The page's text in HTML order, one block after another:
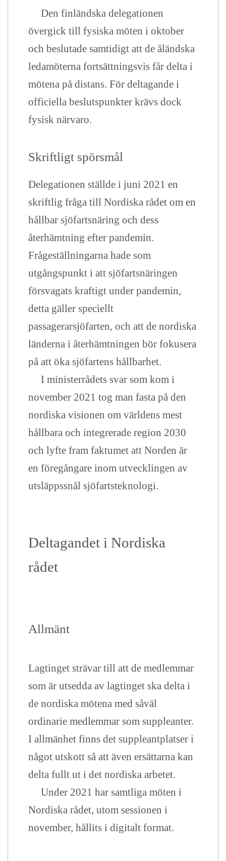
Den finländska delegationen
övergick till fysiska möten i oktober
och beslutade samtidigt att de åländska
ledamöterna fortsättningsvis får delta i
mötena på distans. För deltagande i
officiella beslutspunkter krävs dock
fysisk närvaro.
Skriftligt spörsmål
Delegationen ställde i juni 2021 en
skriftlig fråga till Nordiska rådet om en
hållbar sjöfartsnäring och dess
återhämtning efter pandemin.
Frågeställningarna hade som
utgångspunkt i att sjöfartsnäringen
försvagats kraftigt under pandemin,
detta gäller speciellt
passagerarsjöfarten, och att de nordiska
länderna i återhämtningen bör fokusera
på att öka sjöfartens hållbarhet.
I ministerrådets svar som kom i
november 2021 tog man fasta på den
nordiska visionen om världens mest
hållbara och integrerade region 2030
och lyfte fram faktumet att Norden är
en föregångare inom utvecklingen av
utsläppssnål sjöfartsteknologi.
Deltagandet i Nordiska
rådet
Allmänt
Lagtinget strävar till att de medlemmar
som är utsedda av lagtinget ska delta i
de nordiska mötena med såväl
ordinarie medlemmar som suppleanter.
I allmänhet finns det suppleantplatser i
något utskott så att även ersättarna kan
delta fullt ut i det nordiska arbetet.
Under 2021 har samtliga möten i
Nordiska rådet, utom sessionen i
november, hållits i digitalt format.